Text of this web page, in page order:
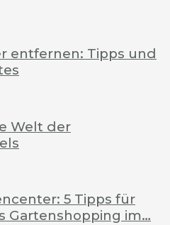
entfernen: Tipps und
Welt der
5 Tipps für
Gartenshopping im…